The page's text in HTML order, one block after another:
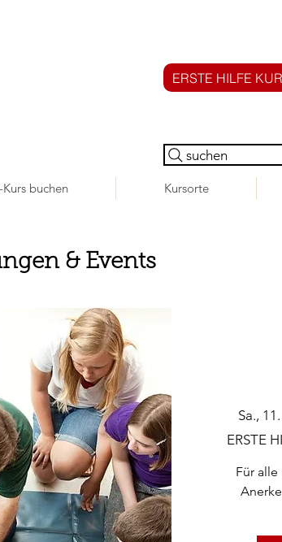
ERSTE HILFE
suchen
buchen Kursorte
& Events
Sa.,
ERSTE
Für